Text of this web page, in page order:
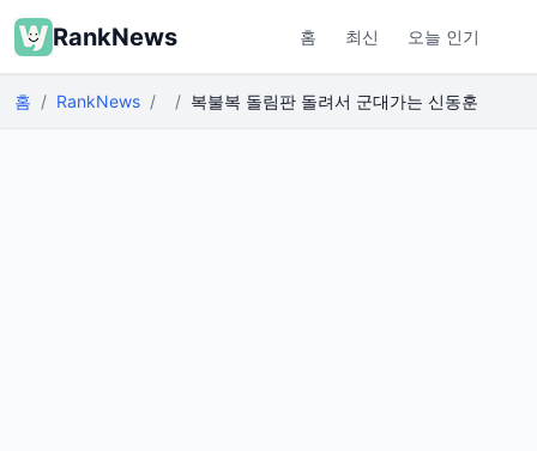
RankNews 홈 최신 오늘 인기
홈 RankNews 복불복 돌림판 돌려서 군대가는 신동훈